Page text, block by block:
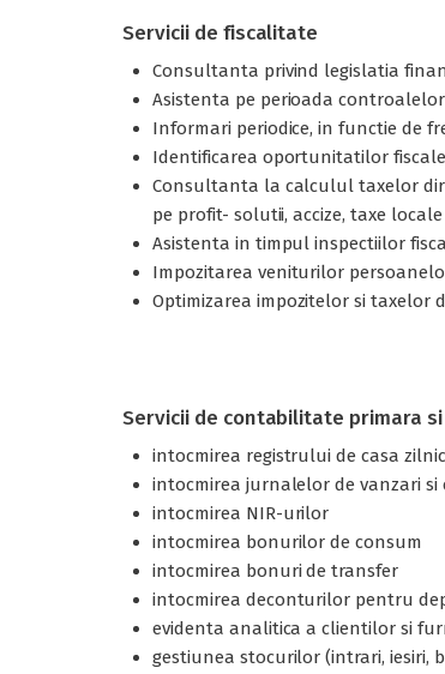
Servicii de fiscalitate
Consultanta privind legislatia
Asistenta pe perioada
Informari periodice, in functie de
Identificarea oportunitatilor
Consultanta la calculul taxelor
pe profit- solutii, accize, taxe locale
Asistenta in timpul inspectiilor
Impozitarea veniturilor
Optimizarea impozitelor si taxelor
Servicii de contabilitate primara
intocmirea registrului de casa zilnic
intocmirea jurnalelor de vanzari si
intocmirea NIR-urilor
intocmirea bonurilor de consum
intocmirea bonuri de transfer
intocmirea deconturilor pentru
evidenta analitica a clientilor si
gestiunea stocurilor (intrari,